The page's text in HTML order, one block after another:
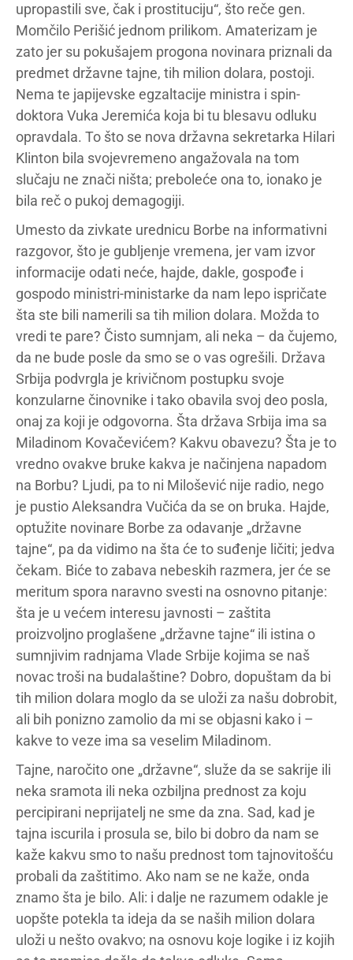
upropastili sve, čak i prostituciju“, što reče gen.
Momčilo Perišić jednom prilikom. Amaterizam je
zato jer su pokušajem progona novinara priznali da
predmet državne tajne, tih milion dolara, postoji.
Nema te japijevske egzaltacije ministra i spin-
doktora Vuka Jeremića koja bi tu blesavu odluku
opravdala. To što se nova državna sekretarka Hilari
Klinton bila svojevremeno angažovala na tom
slučaju ne znači ništa; preboleće ona to, ionako je
bila reč o pukoj demagogiji.
Umesto da zivkate urednicu Borbe na informativni
razgovor, što je gubljenje vremena, jer vam izvor
informacije odati neće, hajde, dakle, gospođe i
gospodo ministri-ministarke da nam lepo ispričate
šta ste bili namerili sa tih milion dolara. Možda to
vredi te pare? Čisto sumnjam, ali neka – da čujemo,
da ne bude posle da smo se o vas ogrešili. Država
Srbija podvrgla je krivičnom postupku svoje
konzularne činovnike i tako obavila svoj deo posla,
onaj za koji je odgovorna. Šta država Srbija ima sa
Miladinom Kovačevićem? Kakvu obavezu? Šta je to
vredno ovakve bruke kakva je načinjena napadom
na Borbu? Ljudi, pa to ni Milošević nije radio, nego
je pustio Aleksandra Vučića da se on bruka. Hajde,
optužite novinare Borbe za odavanje „državne
tajne“, pa da vidimo na šta će to suđenje ličiti; jedva
čekam. Biće to zabava nebeskih razmera, jer će se
meritum spora naravno svesti na osnovno pitanje:
šta je u većem interesu javnosti – zaštita
proizvoljno proglašene „državne tajne“ ili istina o
sumnjivim radnjama Vlade Srbije kojima se naš
novac troši na budalaštine? Dobro, dopuštam da bi
tih milion dolara moglo da se uloži za našu dobrobit,
ali bih ponizno zamolio da mi se objasni kako i –
kakve to veze ima sa veselim Miladinom.
Tajne, naročito one „državne“, služe da se sakrije ili
neka sramota ili neka ozbiljna prednost za koju
percipirani neprijatelj ne sme da zna. Sad, kad je
tajna iscurila i prosula se, bilo bi dobro da nam se
kaže kakvu smo to našu prednost tom tajnovitošću
probali da zaštitimo. Ako nam se ne kaže, onda
znamo šta je bilo. Ali: i dalje ne razumem odakle je
uopšte potekla ta ideja da se naših milion dolara
uloži u nešto ovakvo; na osnovu koje logike i iz kojih